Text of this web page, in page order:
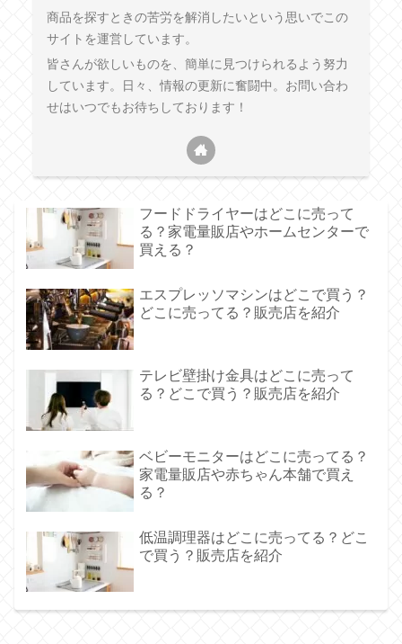
商品を探すときの苦労を解消したいという思いでこの
サイトを運営しています。
皆さんが欲しいものを、簡単に見つけられるよう努力
しています。日々、情報の更新に奮闘中。お問い合わ
せはいつでもお待ちしております！
フードドライヤーはどこに売って
る？家電量販店やホームセンターで
買える？
エスプレッソマシンはどこで買う？
どこに売ってる？販売店を紹介
テレビ壁掛け金具はどこに売って
る？どこで買う？販売店を紹介
ベビーモニターはどこに売ってる？
家電量販店や赤ちゃん本舗で買え
る？
低温調理器はどこに売ってる？どこ
で買う？販売店を紹介